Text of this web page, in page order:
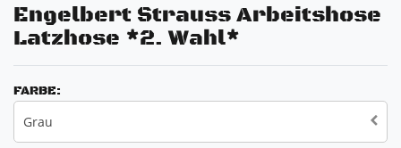
Engelbert Strauss Arbeitshose
Latzhose *2. Wahl*
FARBE:
Grau